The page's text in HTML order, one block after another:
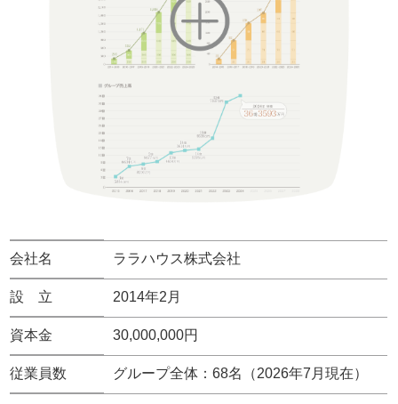
会社名 ララハウス株式会社
設 立 2014年2月
資本金 30,000,000円
従業員数 グループ全体：68名（2026年7月現在）